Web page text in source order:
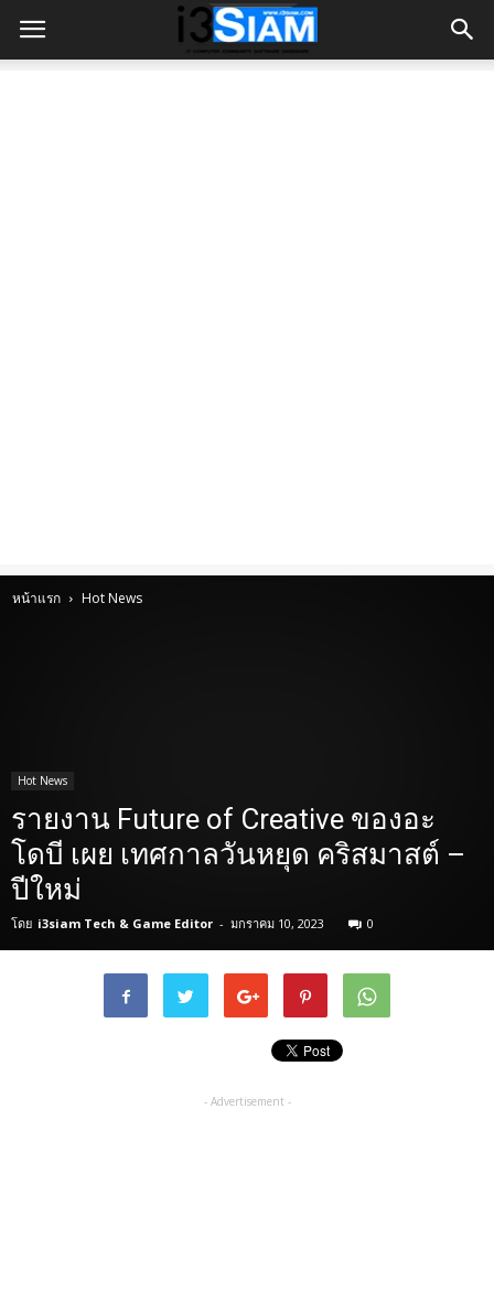
หน้าแรก Hot News
Hot News
รายงาน Future of Creative ของอะ
โดบี เผย เทศกาลวันหยุด คริสมาสต์ –
ปีใหม่
โดย i3siam Tech & Game Editor - มกราคม 10, 2023 0
- Advertisement -